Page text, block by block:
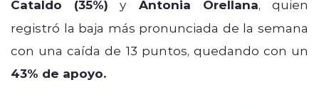
Cataldo (35%) y Antonia Orellana, quien
registró la baja más pronunciada de la semana
con una caída de 13 puntos, quedando con un
43% de apoyo.